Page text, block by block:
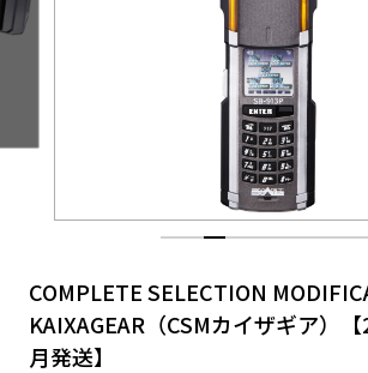
EVENT
COMPLETE SELECTION
KAIXAGEAR（CSMカイザギア）
月発送】